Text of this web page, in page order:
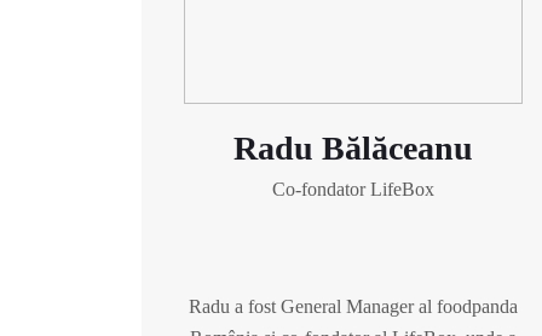
Radu Bălăceanu
Co-fondator LifeBox
Radu a fost General Manager al foodpanda